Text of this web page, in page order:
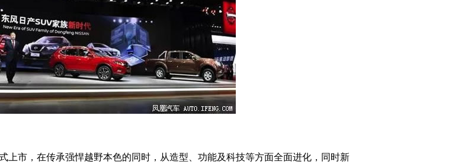
市，在传承强悍越野本色的同时，从造型、功能及科技等方面全面进化，同时新